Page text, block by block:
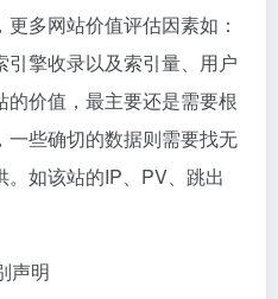
多网站价值评估因素如：
擎收录以及索引量、用户
价值，最主要还是需要根
些确切的数据则需要找无
如该站的IP、PV、跳出
声明